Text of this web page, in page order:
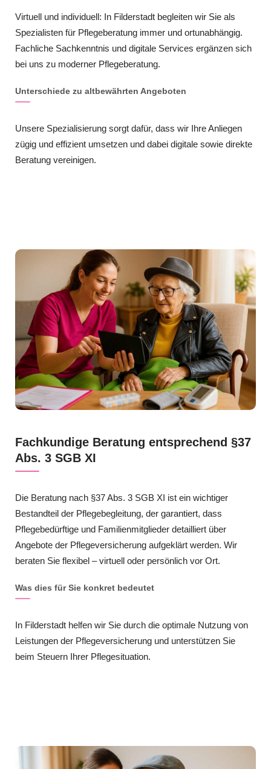
Virtuell und individuell: In Filderstadt begleiten wir Sie als
Spezialisten für Pflegeberatung immer und ortunabhängig.
Fachliche Sachkenntnis und digitale Services ergänzen sich
bei uns zu moderner Pflegeberatung.
Unterschiede zu altbewährten Angeboten
Unsere Spezialisierung sorgt dafür, dass wir Ihre Anliegen
zügig und effizient umsetzen und dabei digitale sowie direkte
Beratung vereinigen.
Fachkundige Beratung entsprechend §37
Abs. 3 SGB XI
Die Beratung nach §37 Abs. 3 SGB XI ist ein wichtiger
Bestandteil der Pflegebegleitung, der garantiert, dass
Pflegebedürftige und Familienmitglieder detailliert über
Angebote der Pflegeversicherung aufgeklärt werden. Wir
beraten Sie flexibel – virtuell oder persönlich vor Ort.
Was dies für Sie konkret bedeutet
In Filderstadt helfen wir Sie durch die optimale Nutzung von
Leistungen der Pflegeversicherung und unterstützen Sie
beim Steuern Ihrer Pflegesituation.